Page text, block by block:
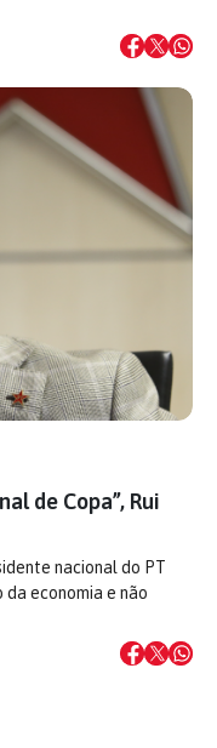
de Copa”, Rui
nacional do PT
da economia e não